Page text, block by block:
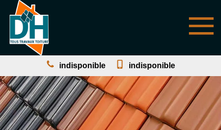
indisponible indisponible